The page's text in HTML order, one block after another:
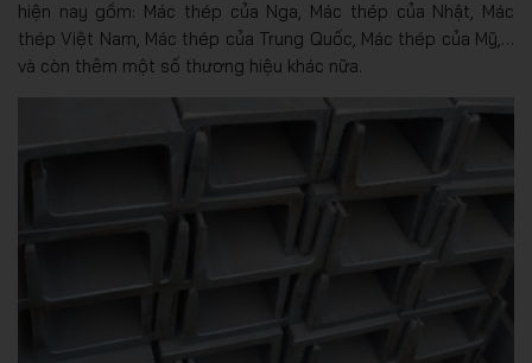
hiện nay gồm: Mác thép của Nga, Mác thép của Nhật, Mác
thép Việt Nam, Mác thép của Trung Quốc, Mác thép của Mỹ,…
và còn thêm một số thương hiệu khác nữa.